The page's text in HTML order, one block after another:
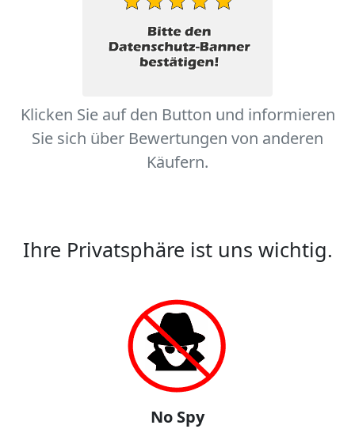
Klicken Sie auf den Button und informieren
Sie sich über Bewertungen von anderen
Käufern.
Ihre Privatsphäre ist uns wichtig.
No Spy